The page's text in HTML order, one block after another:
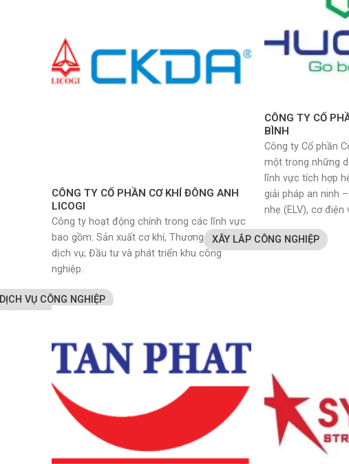
CÔNG TY CỔ PHẦN CƠ KHÍ ĐÔNG ANH
LICOGI
DỊCH VỤ CÔNG NGHIỆP
Công ty hoạt động chính trong các lĩnh vực
bao gồm: Sản xuất cơ khí, Thương mại và
dịch vụ; Đầu tư và phát triển khu công
nghiệp.
CÔNG TY CỔ
BÌNH
XÂY LẮP CÔNG NGHIỆP
Công ty Cổ phần
một trong những
lĩnh vực tích hợp
giải pháp an ninh
nhẹ (ELV), cơ